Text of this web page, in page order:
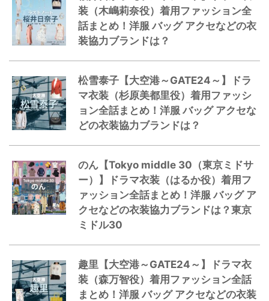
装（木嶋莉奈役）着用ファッション全
話まとめ！洋服 バッグ アクセなどの衣
装協力ブランドは？
松雪泰子【大空港～GATE24～】ドラ
マ衣装（杉原美都里役）着用ファッシ
ョン全話まとめ！洋服 バッグ アクセな
どの衣装協力ブランドは？
のん【Tokyo middle 30（東京ミドサ
ー）】ドラマ衣装（はるか役）着用フ
ァッション全話まとめ！洋服 バッグ ア
クセなどの衣装協力ブランドは？東京
ミドル30
趣里【大空港～GATE24～】ドラマ衣
装（森万智役）着用ファッション全話
まとめ！洋服 バッグ アクセなどの衣装